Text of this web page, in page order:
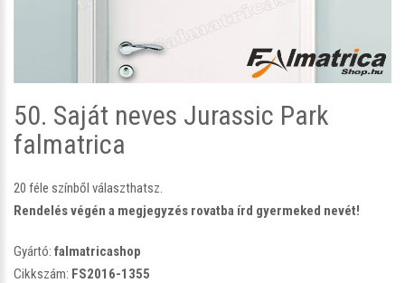
50. Saját neves Jurassic Park
falmatrica
20 féle színből választhatsz.
Rendelés végén a megjegyzés rovatba írd gyermeked nevét!
Gyártó: falmatricashop
Cikkszám: FS2016-1355